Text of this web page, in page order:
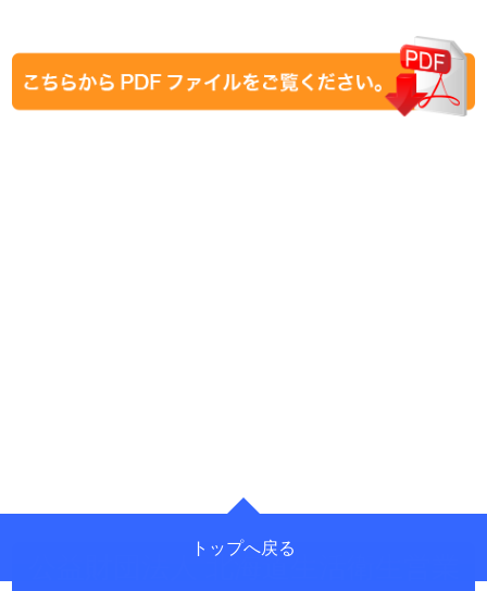
トップへ戻る